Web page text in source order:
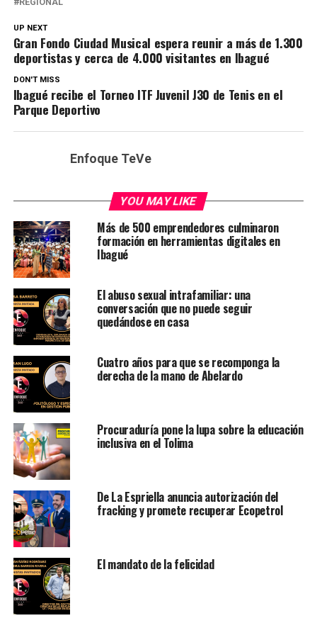
UP NEXT
Gran Fondo Ciudad Musical espera reunir a más de 1.300
deportistas y cerca de 4.000 visitantes en Ibagué
DON'T MISS
Ibagué recibe el Torneo ITF Juvenil J30 de Tenis en el
Parque Deportivo
Enfoque TeVe
YOU MAY LIKE
Más de 500 emprendedores culminaron
formación en herramientas digitales en
Ibagué
El abuso sexual intrafamiliar: una
conversación que no puede seguir
quedándose en casa
Cuatro años para que se recomponga la
derecha de la mano de Abelardo
Procuraduría pone la lupa sobre la educación
inclusiva en el Tolima
De La Espriella anuncia autorización del
fracking y promete recuperar Ecopetrol
El mandato de la felicidad